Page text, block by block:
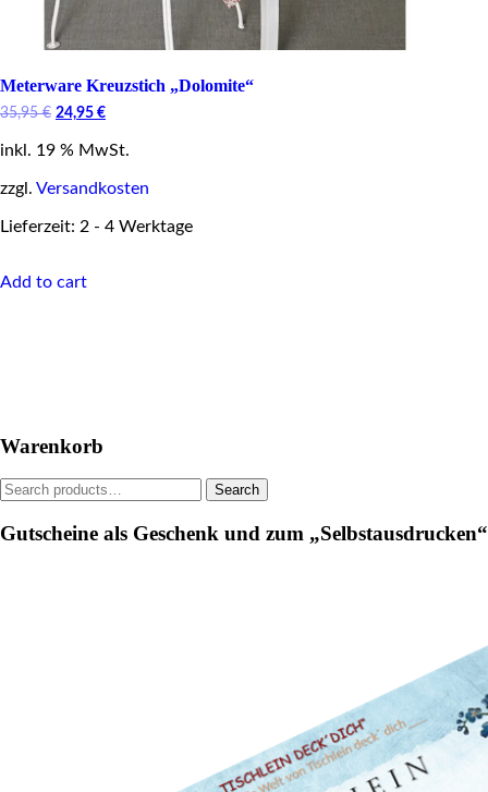
Meterware Kreuzstich „Dolomite“
35,95€ Original
was:
24,95 €Current
is:
inkl. 19 % MwSt.
zzgl. Versandkosten
Lieferzeit: 2 - 4 Werktage
Add to cart
Warenkorb
Search
Search
Gutscheine als Geschenk und zum „Selbstausdrucken“